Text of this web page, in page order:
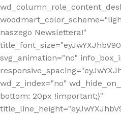
naszego Newslettera!"
svg_animation="no"
wd_z_index="no"
bottom: 20px !important;}"